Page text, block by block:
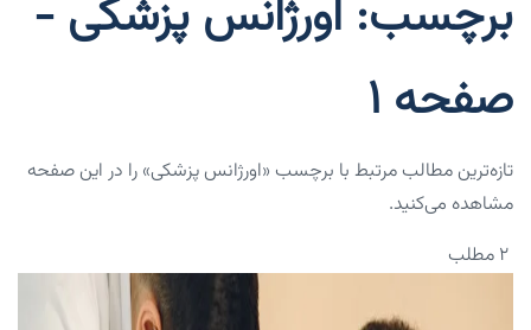
برچسب: اورژانس پزشکی -
صفحه 1
تازه‌ترین مطالب مرتبط با برچسب «اورژانس پزشکی» را در این صفحه
مشاهده می‌کنید.
۲ مطلب